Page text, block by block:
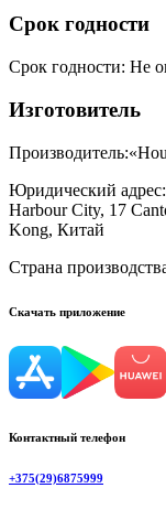
Срок годности
Срок годности: Не
Изготовитель
Производитель:
Юридический адрес:
Harbour City, 17
Kong, Китай
Страна
Скачать приложение
Контактный телефон
+375(29)6875999